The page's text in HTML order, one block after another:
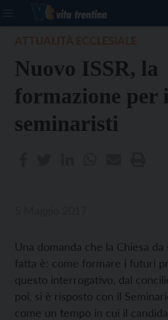
Nuovo ISSR, la
formazione per i
seminaristi
Una domanda che la Chiesa da
fatta è: come formare i futuri
questo interrogativo, dal
poi, si è risposto con il
come un tempo in cui il